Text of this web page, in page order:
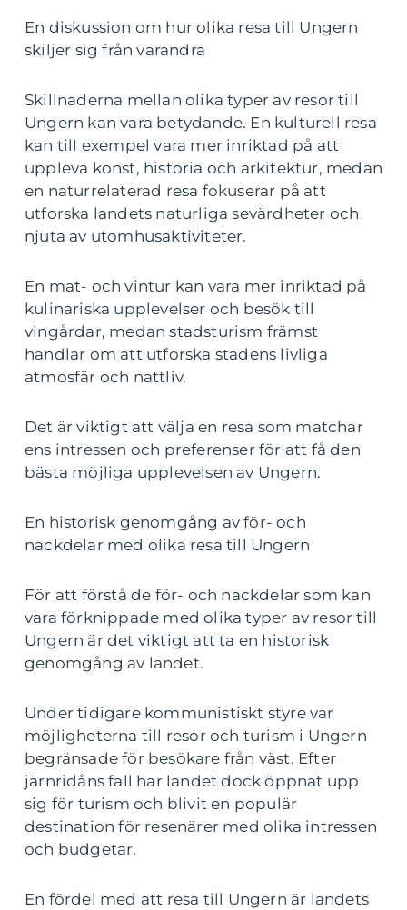
En diskussion om hur olika resa till Ungern
skiljer sig från varandra
Skillnaderna mellan olika typer av resor till
Ungern kan vara betydande. En kulturell resa
kan till exempel vara mer inriktad på att
uppleva konst, historia och arkitektur, medan
en naturrelaterad resa fokuserar på att
utforska landets naturliga sevärdheter och
njuta av utomhusaktiviteter.
En mat- och vintur kan vara mer inriktad på
kulinariska upplevelser och besök till
vingårdar, medan stadsturism främst
handlar om att utforska stadens livliga
atmosfär och nattliv.
Det är viktigt att välja en resa som matchar
ens intressen och preferenser för att få den
bästa möjliga upplevelsen av Ungern.
En historisk genomgång av för- och
nackdelar med olika resa till Ungern
För att förstå de för- och nackdelar som kan
vara förknippade med olika typer av resor till
Ungern är det viktigt att ta en historisk
genomgång av landet.
Under tidigare kommunistiskt styre var
möjligheterna till resor och turism i Ungern
begränsade för besökare från väst. Efter
järnridåns fall har landet dock öppnat upp
sig för turism och blivit en populär
destination för resenärer med olika intressen
och budgetar.
En fördel med att resa till Ungern är landets